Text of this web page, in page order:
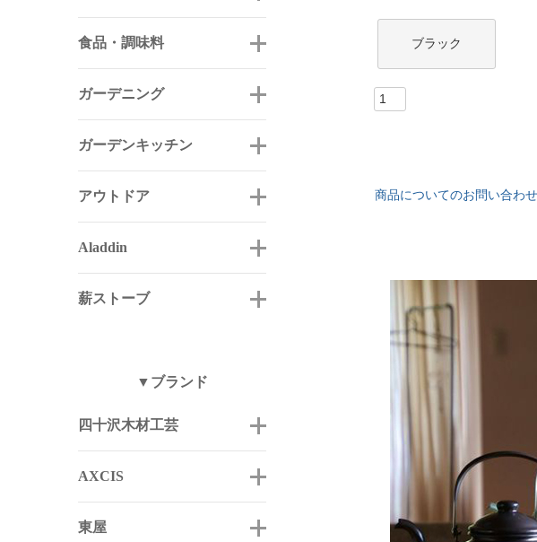
食品・調味料
ガーデニング
ガーデンキッチン
アウトドア
Aladdin
薪ストーブ
▼ブランド
四十沢木材工芸
AXCIS
東屋
ブラック
商品についてのお問い合わせ